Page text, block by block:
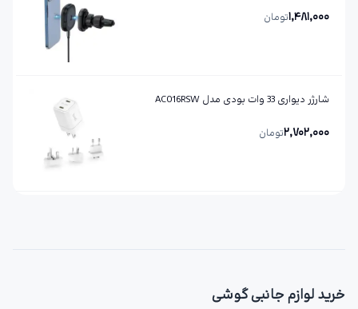
1,481,000تومان
شارژر دیواری 33 وات بودی مدل AC016RSW
2,702,000تومان
خرید لوازم جانبی گوشی